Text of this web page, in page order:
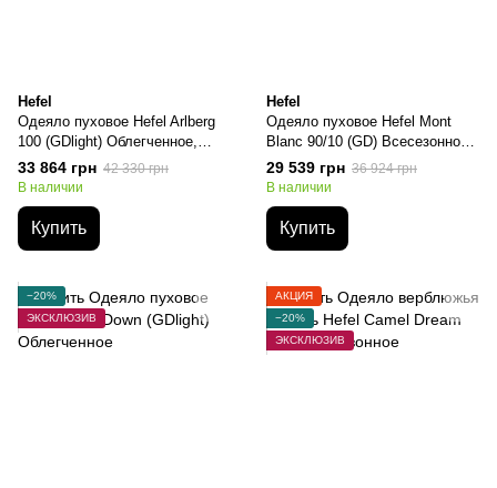
Hefel
Одеяло пуховое Hefel Arlberg
100 (GDlight) Облегченное,
Евро-макси, 220х240см, 800
грамм
33 864 грн 42 330 грн
В наличии
Купить
Hefel
Одеяло пуховое Hefel Mont
Blanc 90/10 (GD) Всесезонное,
Евро-макси, 220х240см, 1050
грамм
29 539 грн 36 924 грн
В наличии
Купить
−20%
ЭКСКЛЮЗИВ
АКЦИЯ
−20%
ЭКСКЛЮЗИВ